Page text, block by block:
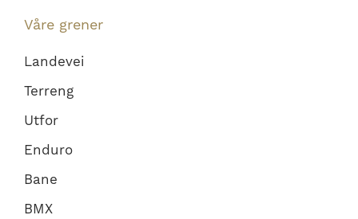
Våre grener
Landevei
Terreng
Utfor
Enduro
Bane
BMX